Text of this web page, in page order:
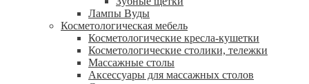
Лампы Вуды
Косметологическая мебель
Косметологические кресла-кушетки
Косметологические столики, тележки
Массажные столы
Аксессуары для массажных столов